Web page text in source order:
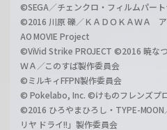
©SEGA／チェンクロ・フィルムパート
©2016 川原 礫／ＫＡＤＯＫＡＷＡ ア
AO MOVIE Project
©ViVid Strike PROJECT ©2016 暁な
ＷＡ／このすば製作委員会
©ミルキィFFPN製作委員会
© Pokelabo, Inc. ©けものフレンズプ
©2016 ひろやまひろし・TYPE-
リヤ ドライ!!」製作委員会